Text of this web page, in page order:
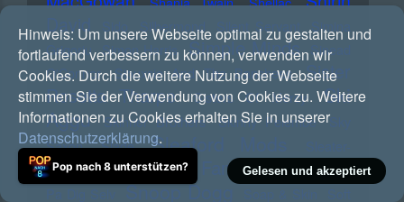
David
Silbermond Silent Servant
Simina
Grigoriu Simon Harris Simple Minds
Sinead
O'Connor
Siouxsie And The Banshees
Sister
Rosetta Tharpe
Sisters Of Mercy
Ski
Aggu
Skinner Brothers Skinny Pelembe
Sky
Saxon
Slade Sleaford Mods
Kinney Sly And The Family Stone Smag
Snoop Dogg
Hinweis: Um unsere Webseite optimal zu gestalten und
fortlaufend verbessern zu können, verwenden wir
Cookies. Durch die weitere Nutzung der Webseite
stimmen Sie der Verwendung von Cookies zu. Weitere
Informationen zu Cookies erhalten Sie in unserer
Datenschutzerklärung.
Gelesen und akzeptiert
Pop nach 8 unterstützen?